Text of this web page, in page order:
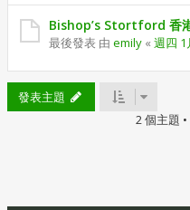
Bishop’s Stortford 香
最後發表 由 emily « 週四 1
發表主題
2 個主題